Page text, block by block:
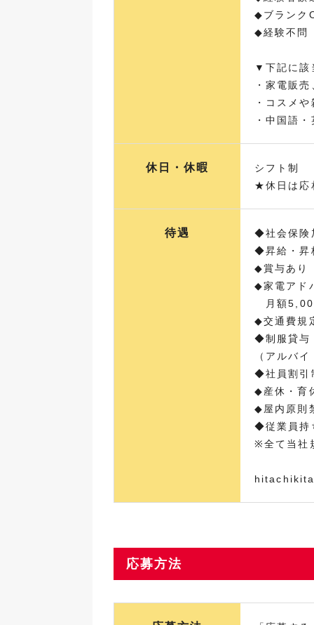
◆ブランク
◆経験不問
▼下記に該
・家電販
・コスメ
・中国語
休日・休暇
シフト制
★休日は応
待遇
◆社会保険
◆昇給・昇
◆賞与あり
◆家電アド
月額
◆交通費規
◆制服貸与
（アルバ
◆社員割引
◆産休・育
◆屋内原則
◆従業員持
※全て当社
応募方法